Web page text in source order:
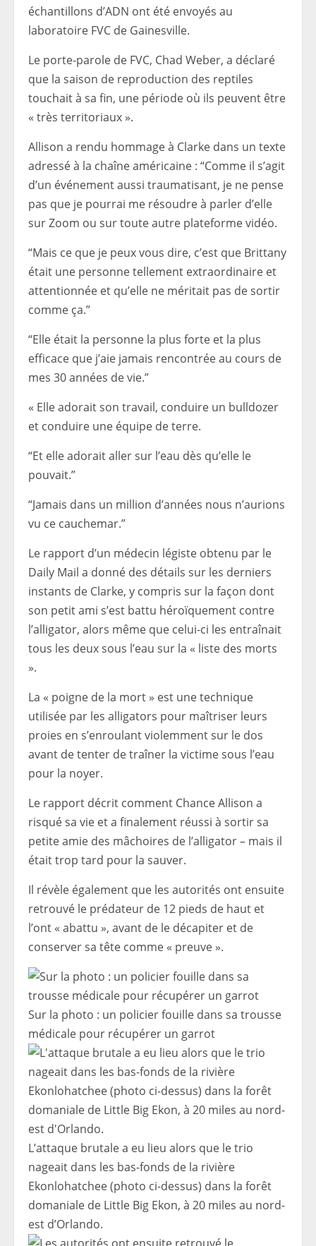
échantillons d’ADN ont été envoyés au
laboratoire FVC de Gainesville.
Le porte-parole de FVC, Chad Weber, a déclaré
que la saison de reproduction des reptiles
touchait à sa fin, une période où ils peuvent être
« très territoriaux ».
Allison a rendu hommage à Clarke dans un texte
adressé à la chaîne américaine : “Comme il s’agit
d’un événement aussi traumatisant, je ne pense
pas que je pourrai me résoudre à parler d’elle
sur Zoom ou sur toute autre plateforme vidéo.
“Mais ce que je peux vous dire, c’est que Brittany
était une personne tellement extraordinaire et
attentionnée et qu’elle ne méritait pas de sortir
comme ça.”
“Elle était la personne la plus forte et la plus
efficace que j’aie jamais rencontrée au cours de
mes 30 années de vie.”
« Elle adorait son travail, conduire un bulldozer
et conduire une équipe de terre.
“Et elle adorait aller sur l’eau dès qu’elle le
pouvait.”
“Jamais dans un million d’années nous n’aurions
vu ce cauchemar.”
Le rapport d’un médecin légiste obtenu par le
Daily Mail a donné des détails sur les derniers
instants de Clarke, y compris sur la façon dont
son petit ami s’est battu héroïquement contre
l’alligator, alors même que celui-ci les entraînait
tous les deux sous l’eau sur la « liste des morts
».
La « poigne de la mort » est une technique
utilisée par les alligators pour maîtriser leurs
proies en s’enroulant violemment sur le dos
avant de tenter de traîner la victime sous l’eau
pour la noyer.
Le rapport décrit comment Chance Allison a
risqué sa vie et a finalement réussi à sortir sa
petite amie des mâchoires de l’alligator – mais il
était trop tard pour la sauver.
Il révèle également que les autorités ont ensuite
retrouvé le prédateur de 12 pieds de haut et
l’ont « abattu », avant de le décapiter et de
conserver sa tête comme « preuve ».
Sur la photo : un policier fouille dans sa trousse
médicale pour récupérer un garrot
L’attaque brutale a eu lieu alors que le trio
nageait dans les bas-fonds de la rivière
Ekonlohatchee (photo ci-dessus) dans la forêt
domaniale de Little Big Ekon, à 20 miles au nord-
est d’Orlando.